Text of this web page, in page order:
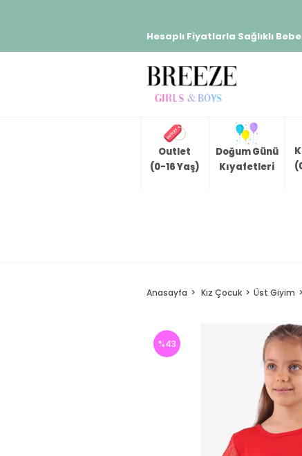
Hesaplı Fiyatlarla Sağlıklı
Outlet
(0-16 Yaş)
Doğum Günü
Kıyafetleri
Anasayfa Kız Çocuk Üst Giyim
%43